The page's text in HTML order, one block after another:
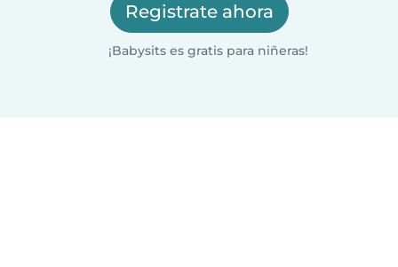
Registrate ahora
¡Babysits es gratis para niñeras!